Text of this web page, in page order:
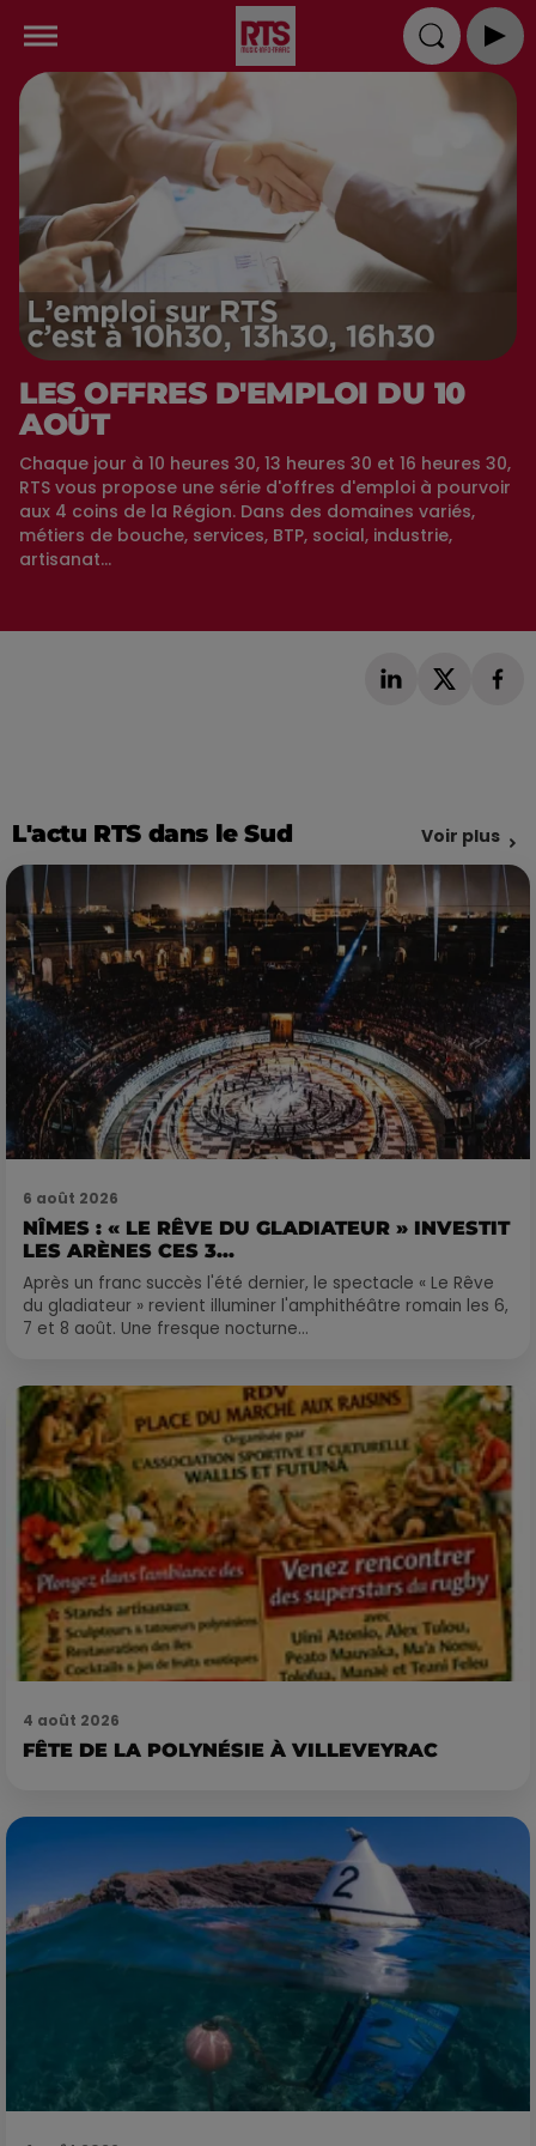
LES OFFRES D'EMPLOI DU 10
AOÛT
Chaque jour à 10 heures 30, 13 heures 30 et 16 heures 30,
RTS vous propose une série d'offres d'emploi à pourvoir
aux 4 coins de la Région. Dans des domaines variés,
métiers de bouche, services, BTP, social, industrie,
artisanat...
L'actu RTS dans le Sud Voir plus
6 août 2026
NÎMES : « LE RÊVE DU GLADIATEUR » INVESTIT
LES ARÈNES CES 3...
Après un franc succès l'été dernier, le spectacle « Le Rêve
du gladiateur » revient illuminer l'amphithéâtre romain les 6,
7 et 8 août. Une fresque nocturne...
4 août 2026
FÊTE DE LA POLYNÉSIE À VILLEVEYRAC